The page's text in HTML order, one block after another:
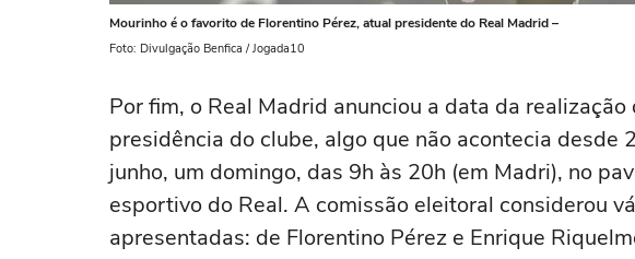
Mourinho é o favorito de Florentino Pérez, atual presidente do Real Madrid –
Foto: Divulgação Benfica / Jogada10
Por fim, o Real Madrid anunciou a data da
presidência do clube, algo que não acontecia desde
junho, um domingo, das 9h às 20h (em Madri), no
esportivo do Real. A comissão eleitoral considerou
apresentadas: de Florentino Pérez e Enrique